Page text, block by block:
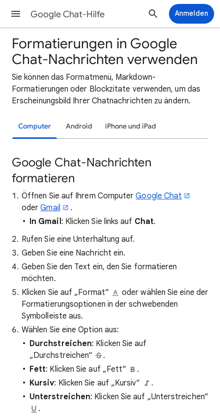
Google Chat-Hilfe Anmelden
Formatierungen in Google
Chat-Nachrichten verwenden
Sie können das Formatmenü, Markdown-
Formatierungen oder Blockzitate verwenden, um das
Erscheinungsbild Ihrer Chatnachrichten zu ändern.
Computer Android iPhone und iPad
Google Chat-Nachrichten
formatieren
Öffnen Sie auf Ihrem ComputerGoogle Chat
oderGmail
.
In Gmail: Klicken Sie links auf Chat.
Rufen Sie eine Unterhaltung auf.
Geben Sie eine Nachricht ein.
Geben Sie den Text ein, den Sie formatieren
möchten.
Klicken Sie auf „Format“
oder wählen Sie eine der
Formatierungsoptionen in der schwebenden
Symbolleiste aus.
Wählen Sie eine Option aus:
Durchstreichen: Klicken Sie auf
„Durchstreichen“
.
Fett: Klicken Sie auf „Fett“
.
Kursiv: Klicken Sie auf „Kursiv“
.
Unterstreichen: Klicken Sie auf „Unterstreichen“
.